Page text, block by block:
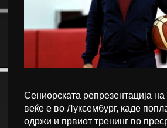
Сениорската репрезентација
веќе е во Луксембург, каде
одржи и првиот тренинг во